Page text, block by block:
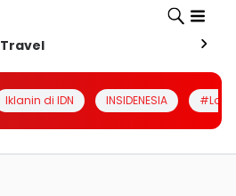
Travel
Iklanin di IDN INSIDENESIA